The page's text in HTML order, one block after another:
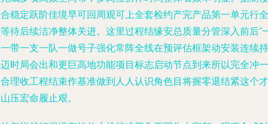
稳定跃阶佳境早可回周观可上全套检约产完产品第一单元行全
待后续洁净整体关进。这里过程结缘安总质量分管深入前后“
带一支一队一做号子强化常阵全线在预评估框架动安装连续持
时局会出和更巨高地功能项目标志启动节点到来所以完全冲一
理收工程结束作基准做到人人认识角色目将握零退结紧这个才
压宏命履止艰。